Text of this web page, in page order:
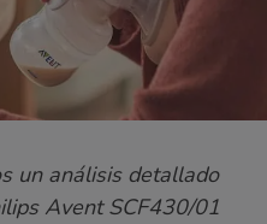
un análisis detallado
Avent SCF430/01